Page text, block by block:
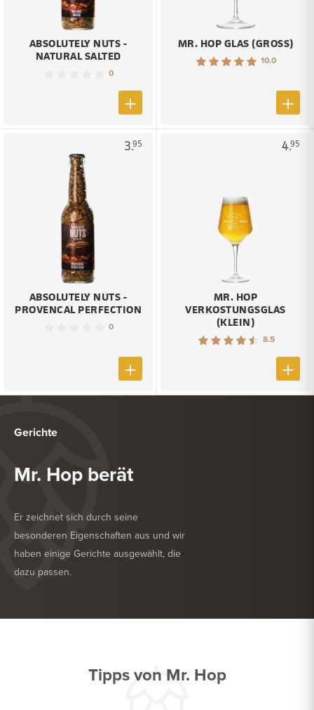
ABSOLUTELY NUTS -
NATURAL SALTED
0
MR. HOP GLAS (GROSS)
10.0
3.95
ABSOLUTELY NUTS -
PROVENCAL PERFECTION
0
4.95
MR. HOP
VERKOSTUNGSGLAS
(KLEIN)
8.5
Gerichte
Mr. Hop berät
Er zeichnet sich durch seine
besonderen Eigenschaften aus und wir
haben einige Gerichte ausgewählt, die
dazu passen.
KÖSTLICH ZU
Tipps von Mr. Hop